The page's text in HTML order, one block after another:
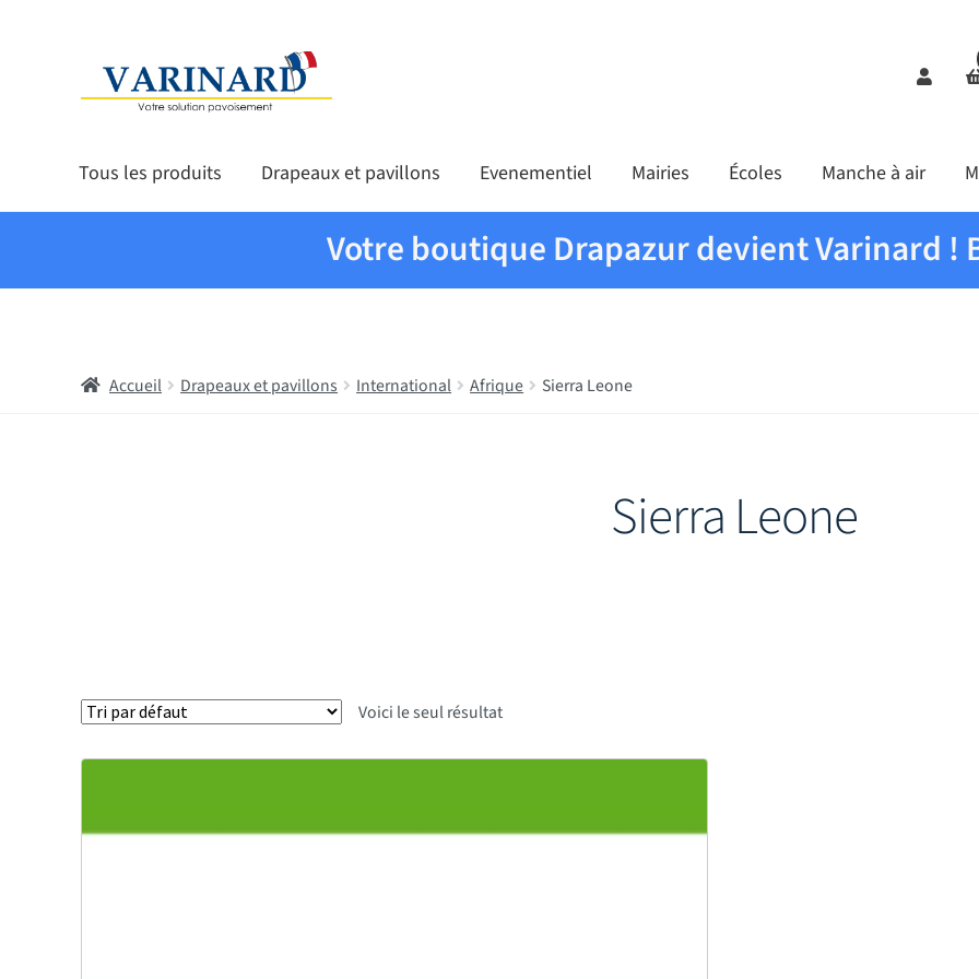
Aller à la navigation
Aller au contenu
Tous les produits Drapeaux et pavillons Evenementiel Mairies Écoles Manche à air
Votre boutique Drapazur devient Varinard !
Accueil Drapeaux et pavillons International Afrique Sierra Leone
Sierra Leone
Voici le seul résultat